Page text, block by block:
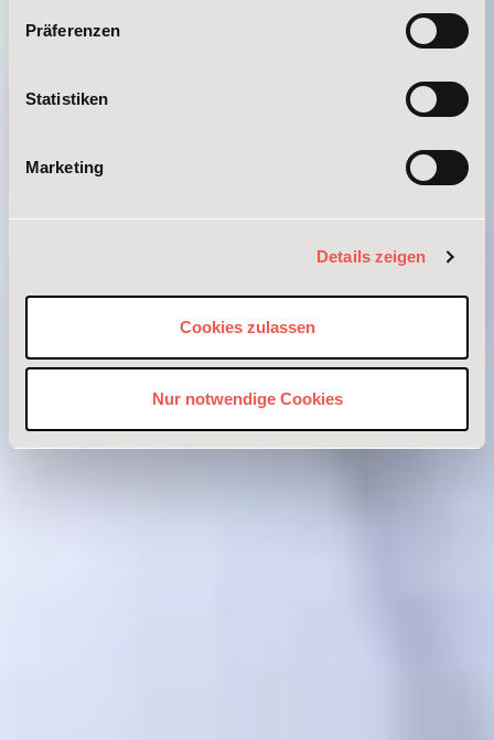
Präferenzen
Statistiken
Marketing
Details zeigen
Cookies zulassen
Nur notwendige Cookies